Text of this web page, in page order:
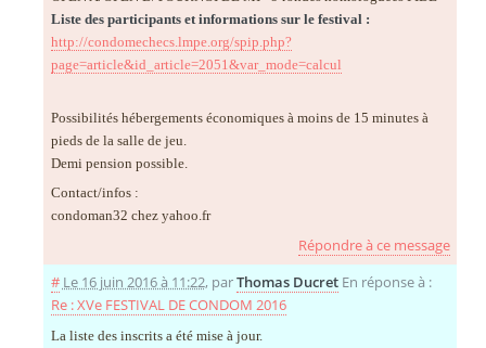
Liste des participants et informations sur le festival :
http://condomechecs.lmpe.org/spip.php?
page=article&id_article=2051&var_mode=calcul
Possibilités hébergements économiques à moins de 15 minutes à
pieds de la salle de jeu.
Demi pension possible.
Contact/infos :
condoman32 chez yahoo.fr
Répondre à ce message
# Le 16 juin 2016 à 11:22, parThomas Ducret En réponse à :
Re : XVe FESTIVAL DE CONDOM 2016
La liste des inscrits a été mise à jour.